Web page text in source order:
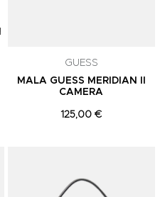
GUESS
MALA GUESS MERIDIAN II
CAMERA
125,00 €